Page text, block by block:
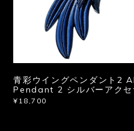
青彩ウイングペンダント2
Pendant 2 シルバーアク
¥18,700